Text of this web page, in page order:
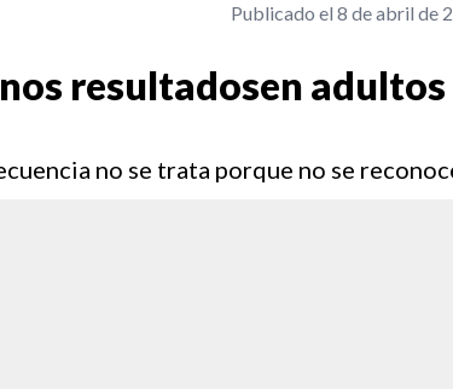
Publicado el 8 de abril de
resultadosen adultos
no se trata porque no se